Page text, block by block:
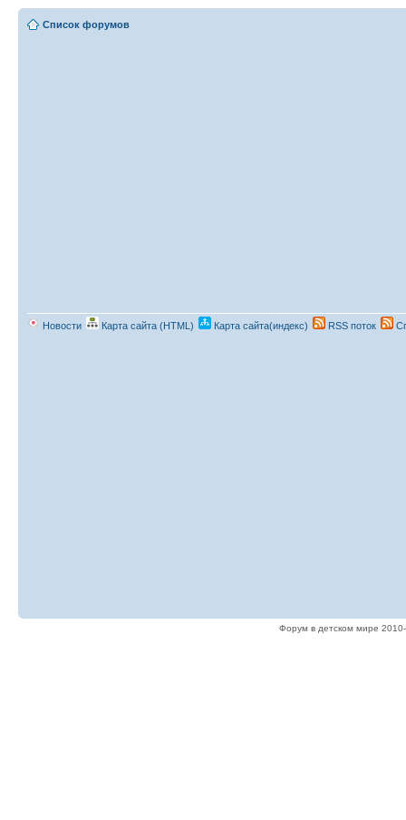
Список форумов
Новости Карта сайта (HTML) Карта сайта(индекс) RSS поток
Форум в детском мире